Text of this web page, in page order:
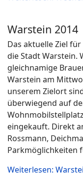
Warstein 2014
Das aktuelle Ziel
die Stadt Warstein.
gleichnamige
Warstein am
unserem Zielort
überwiegend auf
eingekauft. Direkt
Rossmann,
Parkmöglichkeiten
Weiterlesen: